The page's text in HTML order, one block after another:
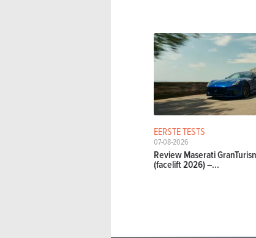
EERSTE TESTS
07-08-2026
Review Maserati
(facelift 2026) –...